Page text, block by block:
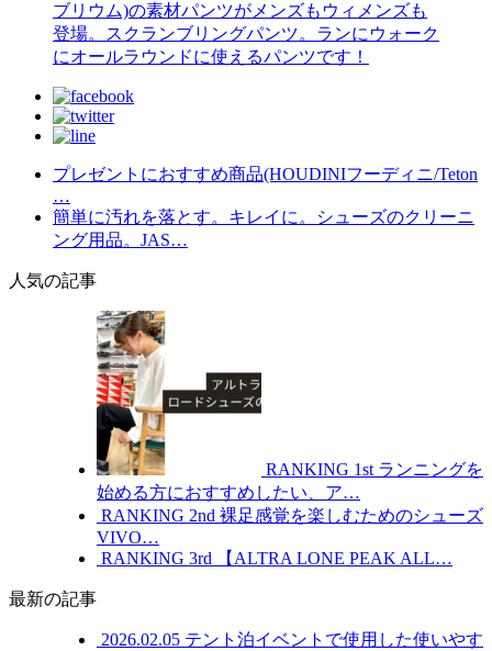
ブリウム)の素材パンツがメンズもウィメンズも
登場。スクランブリングパンツ。ランにウォーク
にオールラウンドに使えるパンツです！
プレゼントにおすすめ商品(HOUDINIフーディニ/Teton
…
簡単に汚れを落とす。キレイに。シューズのクリーニ
ング用品。JAS…
人気の記事
RANKING 1st ランニングを
始める方におすすめしたい、ア…
RANKING 2nd 裸足感覚を楽しむためのシューズ
VIVO…
RANKING 3rd 【ALTRA LONE PEAK ALL…
最新の記事
2026.02.05 テント泊イベントで使用した使いやす